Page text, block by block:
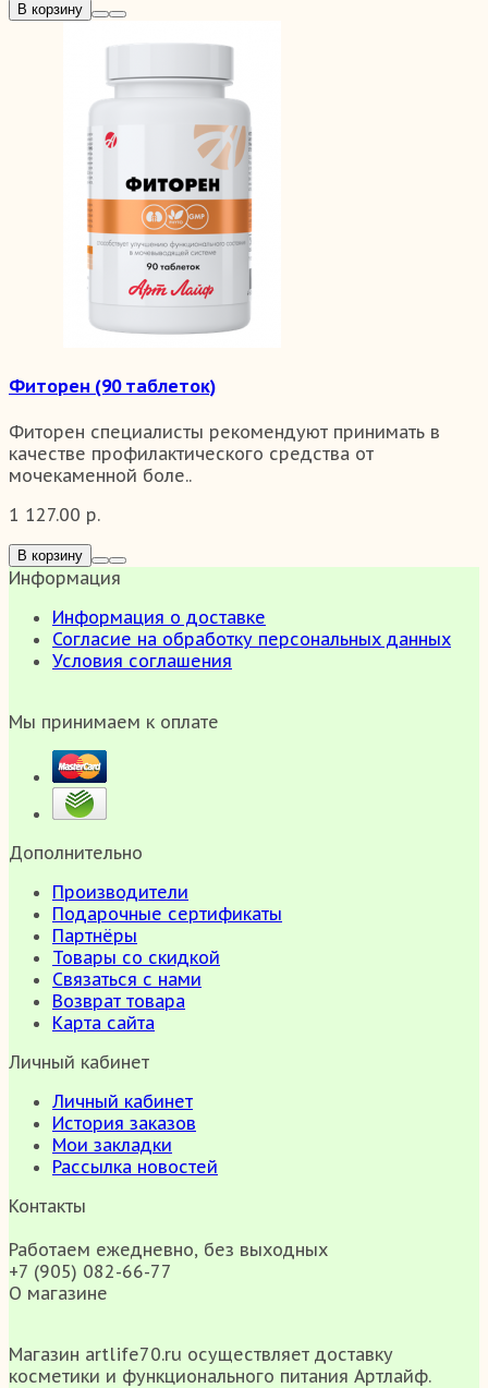
В корзину
Фиторен (90 таблеток)
Фиторен специалисты рекомендуют принимать в
качестве профилактического средства от
мочекаменной боле..
1 127.00 р.
В корзину
Информация
Информация о доставке
Согласие на обработку персональных данных
Условия соглашения
Мы принимаем к оплате
Дополнительно
Производители
Подарочные сертификаты
Партнёры
Товары со скидкой
Связаться с нами
Возврат товара
Карта сайта
Личный кабинет
Личный кабинет
История заказов
Мои закладки
Рассылка новостей
Контакты
Работаем ежедневно, без выходных
+7 (905) 082-66-77
О магазине
Магазин artlife70.ru осуществляет доставку
косметики и функционального питания Артлайф.